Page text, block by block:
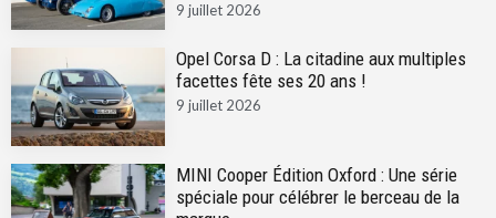
9 juillet 2026
Opel Corsa D : La citadine aux multiples
facettes fête ses 20 ans !
9 juillet 2026
MINI Cooper Édition Oxford : Une série
spéciale pour célébrer le berceau de la